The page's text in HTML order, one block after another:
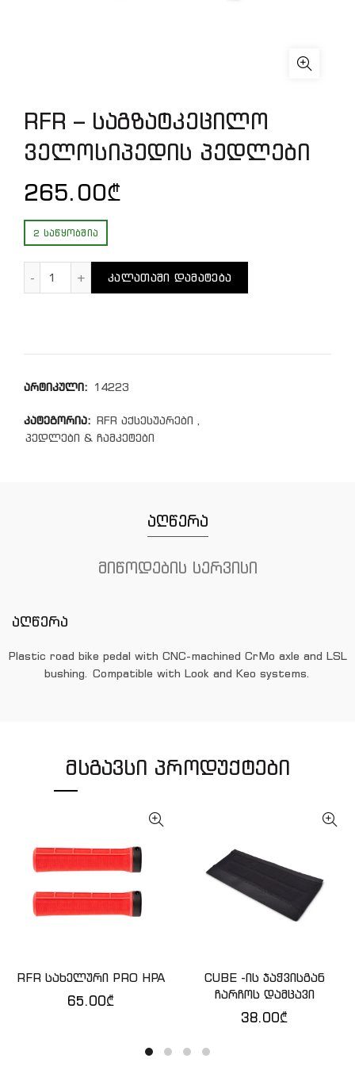
RFR – საგზატკეცილო
ველოსიპედის პედლები
265.00₾
2 ᲡᲐᲬᲧᲝᲑᲨᲘᲐ
ᲙᲐᲚᲐᲗᲐᲨᲘ ᲓᲐᲛᲐᲢᲔᲑᲐ
არტიკული: 14223
კატეგორია: RFR აქსესუარები ,
პედლები & ჩამკეტები
აღწერა
მიწოდების სერვისი
აღწერა
Plastic road bike pedal with CNC-machined CrMo axle and LSL
bushing. Compatible with Look and Keo systems.
ᲛᲡᲒᲐᲕᲡᲘ ᲞᲠᲝᲓᲣᲥᲢᲔᲑᲘ
QUICK SHOP
RFR სახელური PRO HPA
65.00₾
ᲙᲐᲚᲐᲗᲐᲨᲘ ᲓᲐᲛᲐᲢᲔᲑᲐ
CUBE -ის ჯაჭვისგან
ჩარჩოს დამცავი
38.00₾